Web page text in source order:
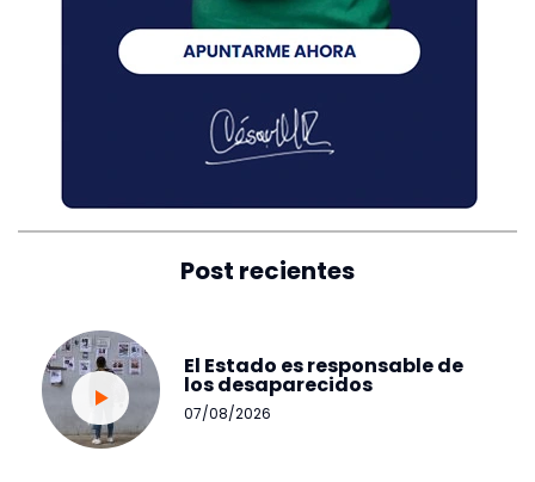
Post recientes
El Estado es responsable de
los desaparecidos
07/08/2026